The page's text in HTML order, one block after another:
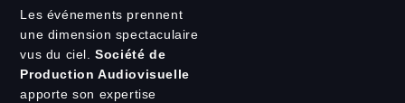
Les événements prennent
une dimension spectaculaire
vus du ciel.Société de
Production Audiovisuelle
apporte son expertise